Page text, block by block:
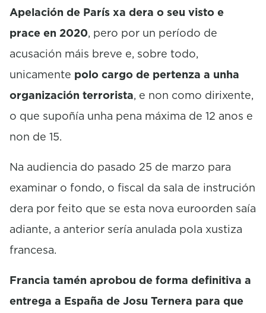
Apelación de París xa dera o seu visto e
prace en 2020, pero por un período de
acusación máis breve e, sobre todo,
unicamente polo cargo de pertenza a unha
organización terrorista, e non como dirixente,
o que supoñía unha pena máxima de 12 anos e
non de 15.
Na audiencia do pasado 25 de marzo para
examinar o fondo, o fiscal da sala de instrución
dera por feito que se esta nova euroorden saía
adiante, a anterior sería anulada pola xustiza
francesa.
Francia tamén aprobou de forma definitiva a
entrega a España de Josu Ternera para que